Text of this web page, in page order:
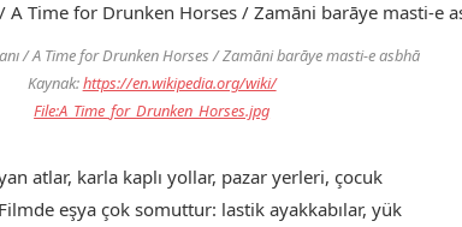
/ A Time for Drunken Horses / Zamāni barāye masti-e asbhā
Kaynak:https://en.wikipedia.org/wiki/
File:A_Time_for_Drunken_Horses.jpg
atlar, karla kaplı yollar, pazar yerleri, çocuk
eşya çok somuttur: lastik ayakkabılar, yük